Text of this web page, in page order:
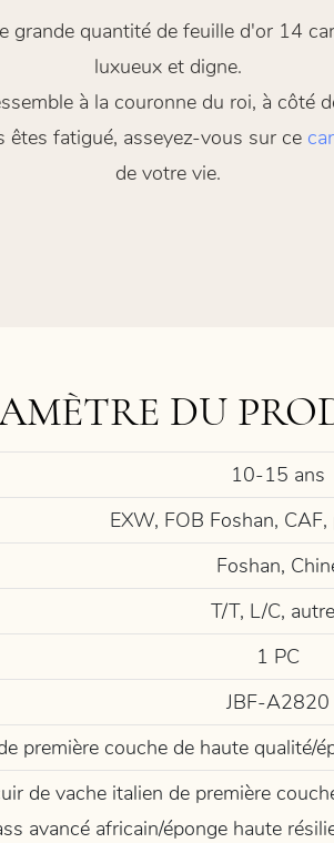
grande quantité de feuille d'or 14
luxueux et digne.
à la couronne du roi, à côté
fatigué, asseyez-vous sur ce
de votre vie.
DU
10-15 ans
EXW, FOB Foshan,
Foshan,
T/T, L/C,
1 PC
JBF-A2820
première couche de haute qualité/
de vache italien de première
avancé africain/éponge haute